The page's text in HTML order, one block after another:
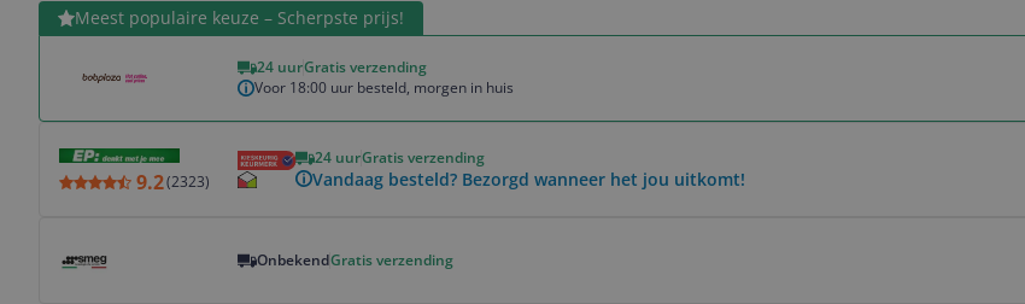
Meest populaire keuze – Scherpste prijs!
24 uurGratis verzending
Voor 18:00 uur besteld, morgen in huis
Bekijk product
9.2(2323)
24 uurGratis verzending
Vandaag besteld? Bezorgd wanneer het jou uitkomt!
OnbekendGratis verzending